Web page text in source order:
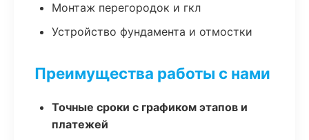
Монтаж перегородок и гкл
Устройство фундамента и отмостки
Преимущества работы с нами
Точные сроки с графиком этапов и
платежей